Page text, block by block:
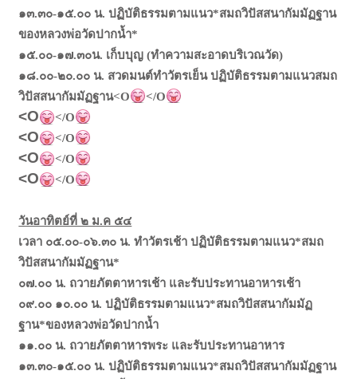
๑๓.๓๐-๑๕.๐๐ น. ปฏิบัติธรรมตามแนว*สมถวิปัสสนากัมมัฏฐาน
ของหลวงพ่อวัดปากน้ำ*
๑๕.๐๐-๑๗.๓๐น. เก็บบุญ (ทำความสะอาดบริเวณวัด)
๑๘.๐๐-๒๐.๐๐ น. สวดมนต์ทำวัตรเย็น ปฏิบัติธรรมตามแนวสมถ
วิปัสสนากัมมัฏฐาน<O
</O
<O </O
<O </O
<O </O
<O </O
วันอาทิตย์ที่ ๒ ม.ค ๕๔
เวลา ๐๕.๐๐-๐๖.๓๐ น. ทำวัตรเช้า ปฏิบัติธรรมตามแนว*สมถ
วิปัสสนากัมมัฏฐาน*
๐๗.๐๐ น. ถวายภัตตาหารเช้า และรับประทานอาหารเช้า
๐๙.๐๐ ๑๐.๐๐ น. ปฏิบัติธรรมตามแนว*สมถวิปัสสนากัมมัฏ
ฐาน*ของหลวงพ่อวัดปากน้ำ
๑๑.๐๐ น. ถวายภัตตาหารพระ และรับประทานอาหาร
๑๓.๓๐-๑๕.๐๐ น. ปฏิบัติธรรมตามแนว*สมถวิปัสสนากัมมัฏฐาน